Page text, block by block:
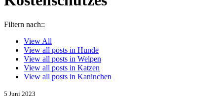
Filtern nach::
View All
View all posts in Hunde
View all posts in Welpen
View all posts in Katzen
View all posts in Kaninchen
5 Juni 2023